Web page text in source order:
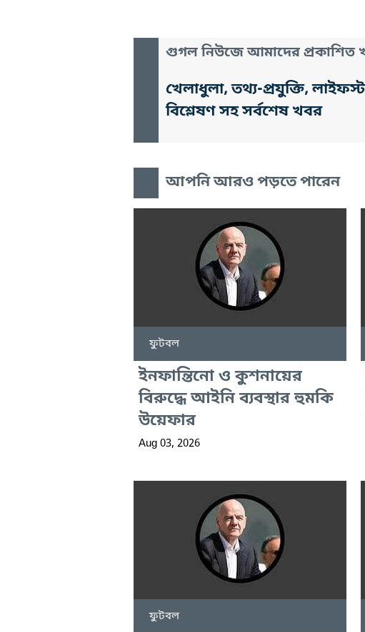
গুগল নিউজে আমাদের প্রকাশিত
খেলাধুলা, তথ্য-প্রযুক্তি,
বিশ্লেষণ সহ সর্বশেষ খবর
আপনি আরও পড়তে পারেন
ফুটবল
ইনফান্তিনো ও কুশনায়ের
বিরুদ্ধে আইনি ব্যবস্থার হুমকি
উয়েফার
Aug 03, 2026
ফুটবল